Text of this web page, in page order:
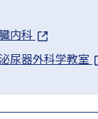
内科
尿器外科学教室